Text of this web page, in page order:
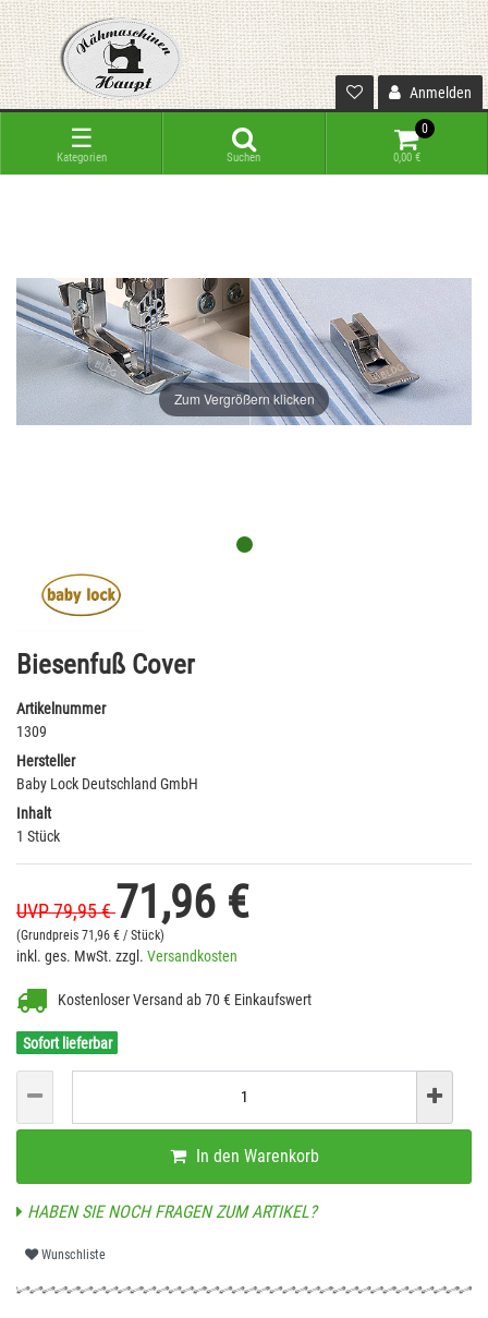
Anmelden
☰
Kategorien Suchen
0
0,00 €
Zum Vergrößern klicken
Biesenfuß Cover
Artikelnummer
1309
Hersteller
Baby Lock Deutschland GmbH
Inhalt
1 Stück
UVP 79,95 €71,96 €
(Grundpreis 71,96 € / Stück)
inkl. ges. MwSt. zzgl. Versandkosten
Kostenloser Versand ab 70 € Einkaufswert
Sofort lieferbar
In den Warenkorb
HABEN SIE NOCH FRAGEN ZUM ARTIKEL?
Wunschliste